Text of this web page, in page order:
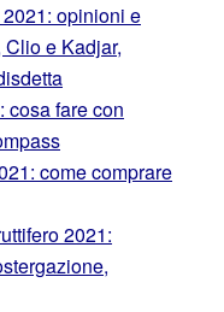
opinioni e
e Kadjar,
cosa fare con
come comprare
2021: